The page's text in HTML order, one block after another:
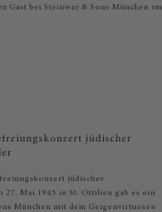
Gast bei Steinway & Sons München im
jüdischer
jüdischer
27. Mai 1945 in St. Ottilien gab es ein
München mit dem Geigenvirtuosen